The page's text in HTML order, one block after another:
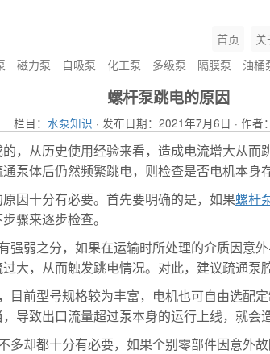
首页
磁力泵 自吸泵 化工泵 多级泵 隔膜泵 油桶
螺杆泵跳电的原因
栏目： 水泵知识 · 发布日期：2021年7月6日 · 作者
，从历史使用经验来看，造成电流增大从
泵体后仍然频繁跳电，则检查是否电机本身
因十分有必要。首先要明确的是，如果螺杆
骤来逐步检查。
强弱之分，如果在运输时所处理的介质因意
大，从而触发跳电情况。对此，建议疏通泵
目前型号规格较为丰富，电机也可自由选配
导致出口流量超过泵本身的运行上线，就会
却都十分有必要，如果个别零部件因意外